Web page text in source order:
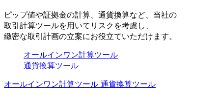
ピップ値や証拠金の計算、 通貨換算など、 当社の
取引計算ツールを用いて リスクを考慮し、
緻密な取引計画の立案にお役立ていただけます。
オールインワン計算ツール
通貨換算ツール
オールインワン計算ツール 通貨換算ツール